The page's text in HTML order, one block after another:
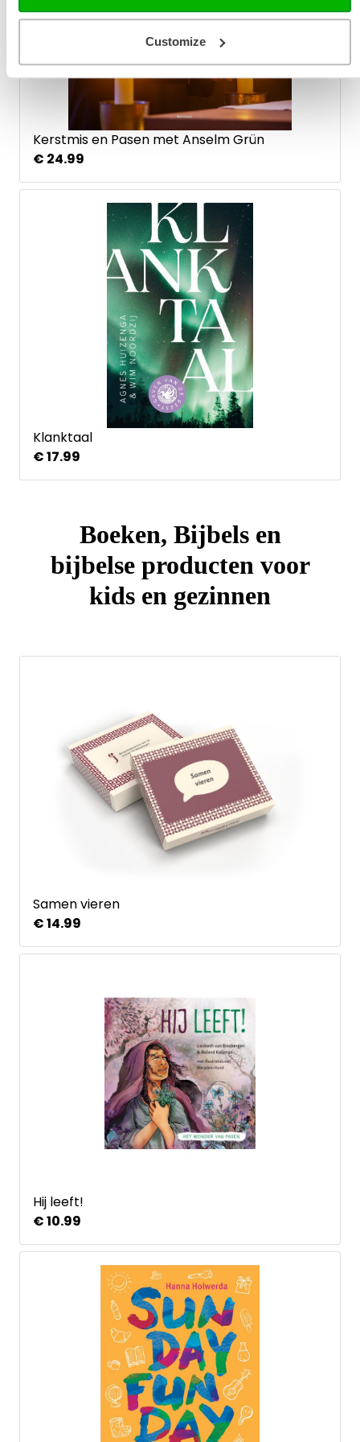
Customize
Kerstmis en Pasen met Anselm Grün
€ 24.99
Klanktaal
€ 17.99
Boeken, Bijbels en
bijbelse producten voor
kids en gezinnen
Samen vieren
€ 14.99
Hij leeft!
€ 10.99